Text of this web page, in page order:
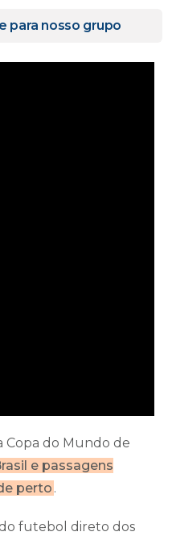
para nosso grupo
Copa do Mundo de
e passagens
perto .
futebol direto dos